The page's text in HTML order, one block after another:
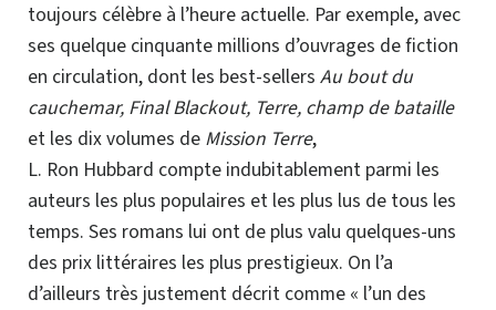
toujours célèbre à l’heure actuelle. Par exemple, avec
ses quelque cinquante millions d’ouvrages de fiction
en circulation, dont les best-sellers Au bout du
cauchemar, Final Blackout, Terre, champ de bataille
et les dix volumes de Mission Terre,
L. Ron Hubbard compte indubitablement parmi les
auteurs les plus populaires et les plus lus de tous les
temps. Ses romans lui ont de plus valu quelques-uns
des prix littéraires les plus prestigieux. On l’a
d’ailleurs très justement décrit comme « l’un des